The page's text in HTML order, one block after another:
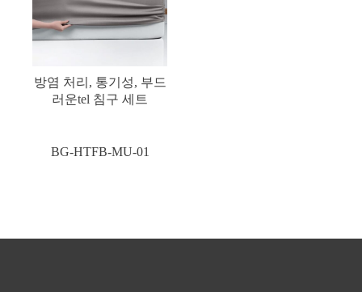
방염 처리, 통기성, 부드
러운tel 침구 세트
BG-HTFB-MU-01